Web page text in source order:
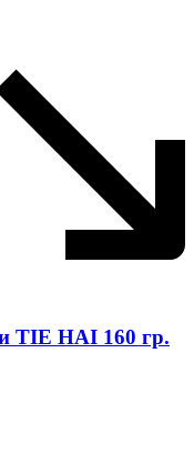
TIE HAI 160 гр.